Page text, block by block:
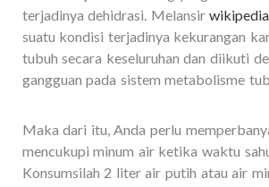
terjadinya dehidrasi. Melansirwikipedia
suatu kondisi terjadinya kekurangan
tubuh secara keseluruhan dan diikuti
gangguan pada sistem metabolisme
Maka dari itu, Anda perlu
mencukupi minum air ketika waktu
Konsumsilah 2 liter air putih atau air